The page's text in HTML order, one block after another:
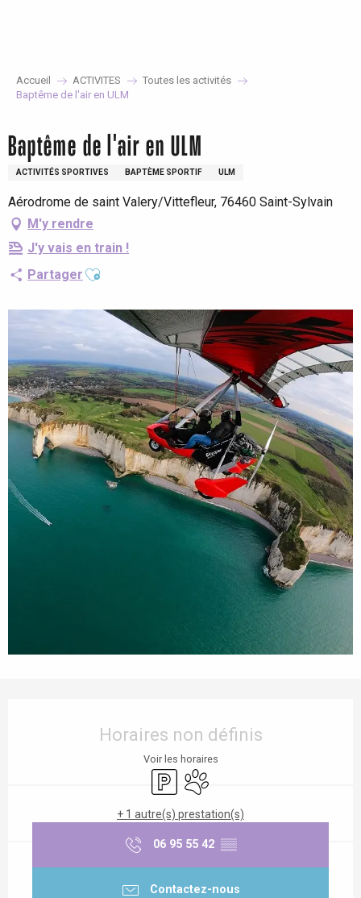
Accueil ACTIVITES
Toutes les activités
Baptême de l'air en ULM
Baptême de l'air en ULM
ACTIVITÉS SPORTIVES BAPTÈME SPORTIF ULM
Aérodrome de saint Valery/Vittefleur, 76460 Saint-Sylvain
M'y rendre
J'y vais en train !
Partager Ajouter aux favoris
Horaires non définis
Voir les horaires
ParkingAnimaux acceptés
+ 1 autre(s) prestation(s)
06 95 55 42 ▒▒
Contactez-nous